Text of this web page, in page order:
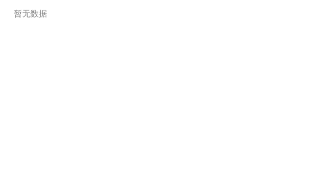
暂无数据